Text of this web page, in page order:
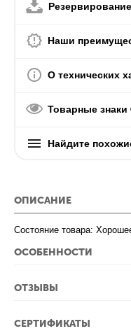
Наши
О технических
Товарные знаки
Найдите
ОПИСАНИЕ
Состояние товара:
ОСОБЕННОСТИ
ОТЗЫВЫ
СЕРТИФИКАТЫ